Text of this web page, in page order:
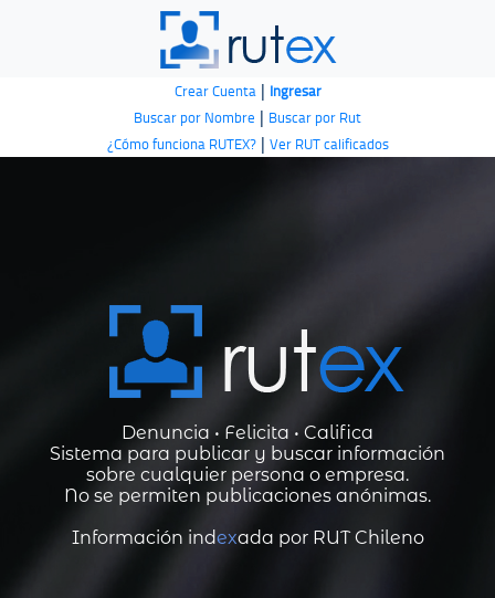
Crear Cuenta| Ingresar
Buscar por Nombre | Buscar por Rut
¿Cómo funciona RUTEX?| Ver RUT calificados
Denuncia • Felicita • Califica
Sistema para publicar y buscar información
sobre cualquier persona o empresa.
No se permiten publicaciones anónimas.
Información indexada por RUT Chileno